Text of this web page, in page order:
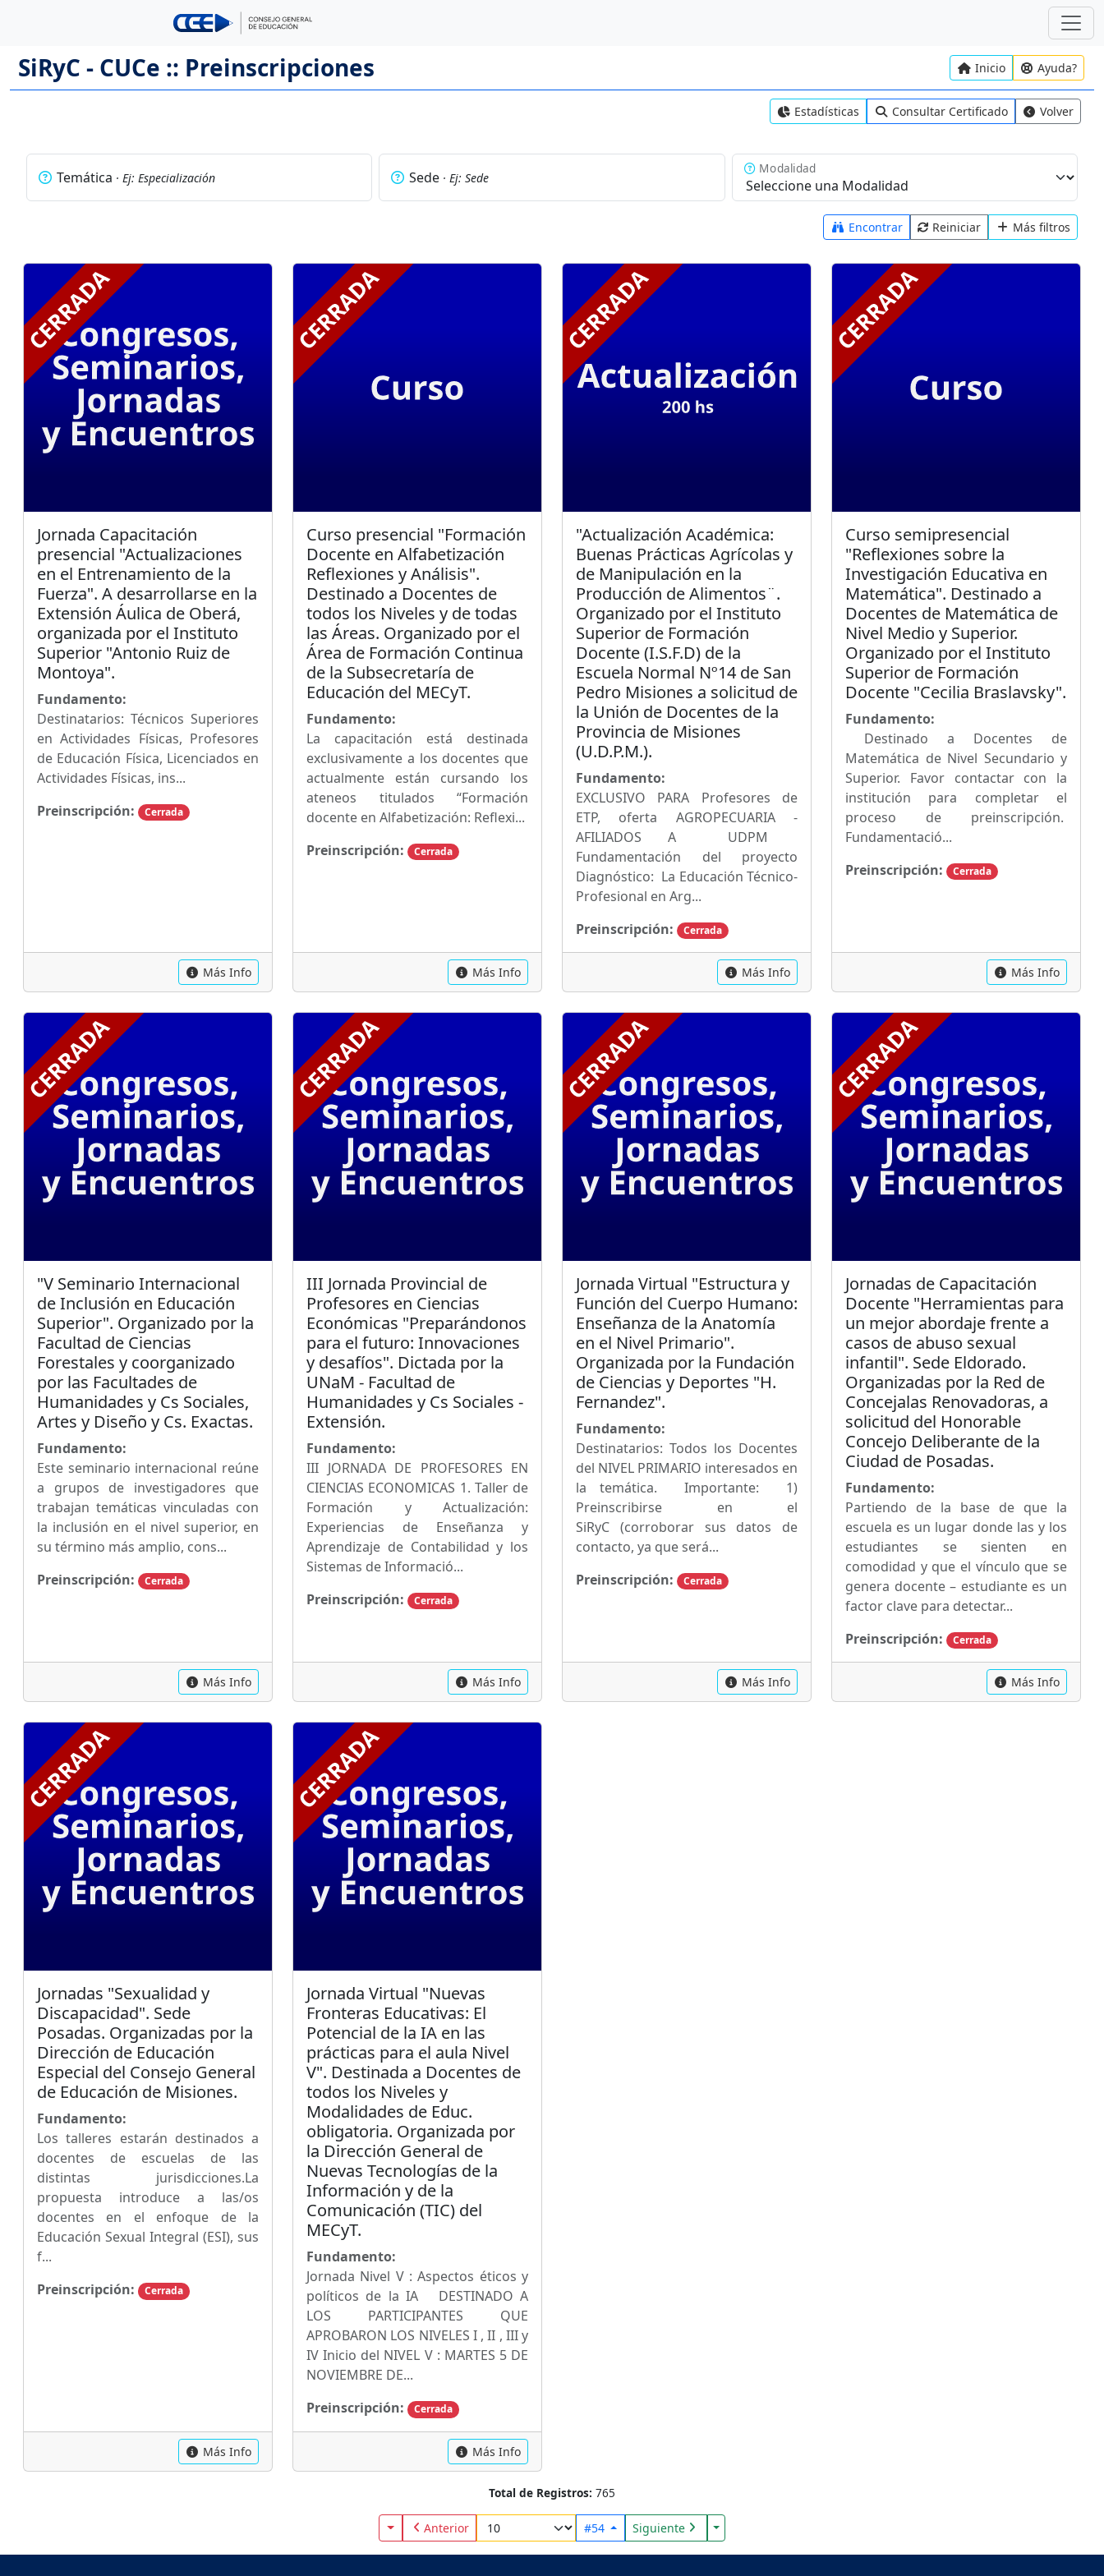
SiRyC - CUCe :: Preinscripciones Inicio Ayuda?
Estadísticas Consultar Certificado Volver
Temática · Ej: Especialización Sede · Ej: Sede
Modalidad
Encontrar Reiniciar Más filtros
Jornada Capacitación
presencial "Actualizaciones
en el Entrenamiento de la
Fuerza". A desarrollarse en la
Extensión Áulica de Oberá,
organizada por el Instituto
Superior "Antonio Ruiz de
Montoya".
Fundamento:
Destinatarios: Técnicos Superiores
en Actividades Físicas, Profesores
de Educación Física, Licenciados en
Actividades Físicas, ins...
Preinscripción:
Cerrada
Más Info
Curso presencial "Formación
Docente en Alfabetización
Reflexiones y Análisis".
Destinado a Docentes de
todos los Niveles y de todas
las Áreas. Organizado por el
Área de Formación Continua
de la Subsecretaría de
Educación del MECyT.
Fundamento:
La capacitación está destinada
exclusivamente a los docentes que
actualmente están cursando los
ateneos titulados “Formación
docente en Alfabetización: Reflexi...
Preinscripción:
Cerrada
Más Info
"Actualización Académica:
Buenas Prácticas Agrícolas y
de Manipulación en la
Producción de Alimentos¨.
Organizado por el Instituto
Superior de Formación
Docente (I.S.F.D) de la
Escuela Normal Nº14 de San
Pedro Misiones a solicitud de
la Unión de Docentes de la
Provincia de Misiones
(U.D.P.M.).
Fundamento:
EXCLUSIVO PARA Profesores de
ETP, oferta AGROPECUARIA -
AFILIADOS A UDPM
Fundamentación del proyecto
Diagnóstico: La Educación Técnico-
Profesional en Arg...
Preinscripción:
Cerrada
Más Info
Curso semipresencial
"Reflexiones sobre la
Investigación Educativa en
Matemática". Destinado a
Docentes de Matemática de
Nivel Medio y Superior.
Organizado por el Instituto
Superior de Formación
Docente "Cecilia Braslavsky".
Fundamento:
Destinado a Docentes de
Matemática de Nivel Secundario y
Superior. Favor contactar con la
institución para completar el
proceso de preinscripción.
Fundamentació...
Preinscripción:
Cerrada
Más Info
"V Seminario Internacional
de Inclusión en Educación
Superior". Organizado por la
Facultad de Ciencias
Forestales y coorganizado
por las Facultades de
Humanidades y Cs Sociales,
Artes y Diseño y Cs. Exactas.
Fundamento:
Este seminario internacional reúne
a grupos de investigadores que
trabajan temáticas vinculadas con
la inclusión en el nivel superior, en
su término más amplio, cons...
Preinscripción:
Cerrada
Más Info
III Jornada Provincial de
Profesores en Ciencias
Económicas "Preparándonos
para el futuro: Innovaciones
y desafíos". Dictada por la
UNaM - Facultad de
Humanidades y Cs Sociales -
Extensión.
Fundamento:
III JORNADA DE PROFESORES EN
CIENCIAS ECONOMICAS 1. Taller de
Formación y Actualización:
Experiencias de Enseñanza y
Aprendizaje de Contabilidad y los
Sistemas de Informació...
Preinscripción:
Cerrada
Más Info
Jornada Virtual "Estructura y
Función del Cuerpo Humano:
Enseñanza de la Anatomía
en el Nivel Primario".
Organizada por la Fundación
de Ciencias y Deportes "H.
Fernandez".
Fundamento:
Destinatarios: Todos los Docentes
del NIVEL PRIMARIO interesados en
la temática. Importante: 1)
Preinscribirse en el
SiRyC (corroborar sus datos de
contacto, ya que será...
Preinscripción:
Cerrada
Más Info
Jornadas de Capacitación
Docente "Herramientas para
un mejor abordaje frente a
casos de abuso sexual
infantil". Sede Eldorado.
Organizadas por la Red de
Concejalas Renovadoras, a
solicitud del Honorable
Concejo Deliberante de la
Ciudad de Posadas.
Fundamento:
Partiendo de la base de que la
escuela es un lugar donde las y los
estudiantes se sienten en
comodidad y que el vínculo que se
genera docente – estudiante es un
factor clave para detectar...
Preinscripción:
Cerrada
Más Info
Jornadas "Sexualidad y
Discapacidad". Sede
Posadas. Organizadas por la
Dirección de Educación
Especial del Consejo General
de Educación de Misiones.
Fundamento:
Los talleres estarán destinados a
docentes de escuelas de las
distintas jurisdicciones.La
propuesta introduce a las/os
docentes en el enfoque de la
Educación Sexual Integral (ESI), sus
f...
Preinscripción:
Cerrada
Más Info
Jornada Virtual "Nuevas
Fronteras Educativas: El
Potencial de la IA en las
prácticas para el aula Nivel
V". Destinada a Docentes de
todos los Niveles y
Modalidades de Educ.
obligatoria. Organizada por
la Dirección General de
Nuevas Tecnologías de la
Información y de la
Comunicación (TIC) del
MECyT.
Fundamento:
Jornada Nivel V : Aspectos éticos y
políticos de la IA DESTINADO A
LOS PARTICIPANTES QUE
APROBARON LOS NIVELES I , II , III y
IV Inicio del NIVEL V : MARTES 5 DE
NOVIEMBRE DE...
Preinscripción:
Cerrada
Más Info
Total de Registros: 765
Toggle Dropdown
Anterior #54 Siguiente Toggle Dropdown